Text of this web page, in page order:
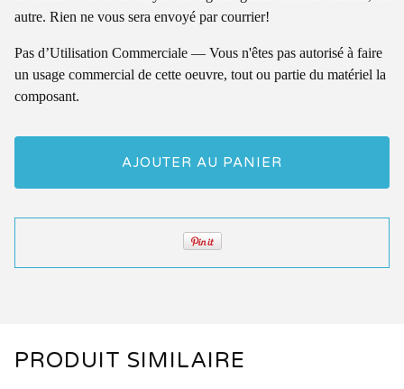
autre. Rien ne vous sera envoyé par courrier!
Pas d’Utilisation Commerciale — Vous n'êtes pas autorisé à faire
un usage commercial de cette oeuvre, tout ou partie du matériel la
composant.
AJOUTER AU PANIER
PRODUIT SIMILAIRE